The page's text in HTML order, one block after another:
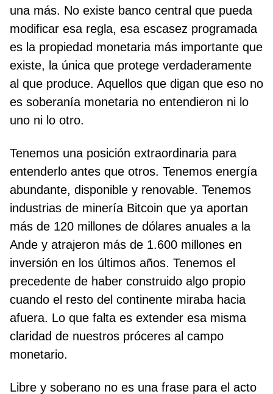
una más. No existe banco central que pueda
modificar esa regla, esa escasez programada
es la propiedad monetaria más importante que
existe, la única que protege verdaderamente
al que produce. Aquellos que digan que eso no
es soberanía monetaria no entendieron ni lo
uno ni lo otro.
Tenemos una posición extraordinaria para
entenderlo antes que otros. Tenemos energía
abundante, disponible y renovable. Tenemos
industrias de minería Bitcoin que ya aportan
más de 120 millones de dólares anuales a la
Ande y atrajeron más de 1.600 millones en
inversión en los últimos años. Tenemos el
precedente de haber construido algo propio
cuando el resto del continente miraba hacia
afuera. Lo que falta es extender esa misma
claridad de nuestros próceres al campo
monetario.
Libre y soberano no es una frase para el acto